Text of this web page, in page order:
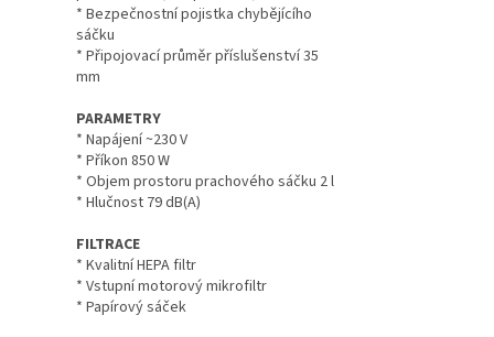
* Bezpečnostní pojistka chybějícího
sáčku
* Připojovací průměr příslušenství 35
mm
PARAMETRY
* Napájení ~230 V
* Příkon 850 W
* Objem prostoru prachového sáčku 2 l
* Hlučnost 79 dB(A)
FILTRACE
* Kvalitní HEPA filtr
* Vstupní motorový mikrofiltr
* Papírový sáček